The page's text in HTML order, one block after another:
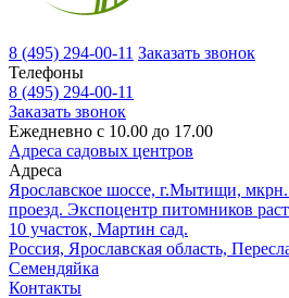
8 (495) 294-00-11 Заказать звонок
Телефоны
8 (495) 294-00-11
Заказать звонок
Ежедневно с 10.00 до 17.00
Адреса садовых центров
Адреса
Ярославское шоссе, г.Мытищи,
проезд. Экспоцентр питомников
10 участок, Мартин сад.
Россия, Ярославская область,
Семендяйка
Контакты